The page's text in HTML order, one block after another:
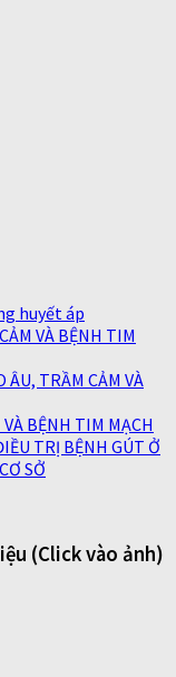
huyết áp
VÀ BỆNH TIM
ÂU, TRẦM CẢM VÀ
BỆNH TIM MẠCH
TRỊ BỆNH GÚT Ở
SỞ
(Click vào ảnh)